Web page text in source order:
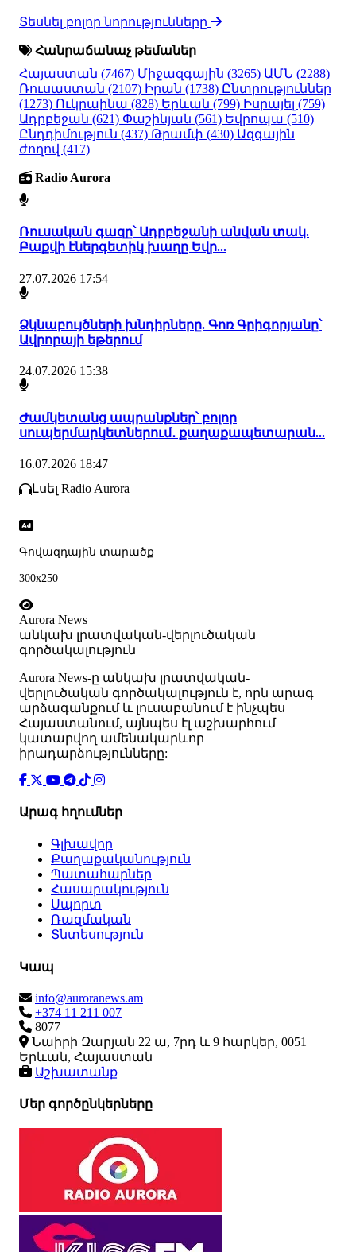
Տեսնել բոլոր նորությունները
Հանրաճանաչ թեմաներ
Հայաստան (7467) Միջազգային (3265) ԱՄՆ (2288)
Ռուսաստան (2107) Իրան (1738) Ընտրություններ
(1273) Ուկրաինա (828) Երևան (799) Իսրայել (759)
Ադրբեջան (621) Փաշինյան (561) Եվրոպա (510)
Ընդդիմություն (437) Թրամփ (430) Ազգային
ժողով (417)
Radio Aurora
Ռուսական գազը՝ Ադրբեջանի անվան տակ.
Բաքվի էներգետիկ խաղը Եվր...
27.07.2026 17:54
Ձկնաբույծների խնդիրները. Գոռ Գրիգորյանը՝
Ավրորայի եթերում
24.07.2026 15:38
Ժամկետանց ապրանքներ՝ բոլոր
սուպերմարկետներում․ քաղաքապետարան...
16.07.2026 18:47
Լսել Radio Aurora
Գովազդային տարածք
300x250
Aurora News
անկախ լրատվական-վերլուծական
գործակալություն
Аurora News-ը անկախ լրատվական-
վերլուծական գործակալություն է, որն արագ
արձագանքում և լուսաբանում է ինչպես
Հայաստանում, այնպես էլ աշխարհում
կատարվող ամենակարևոր
իրադարձությունները:
Արագ հղումներ
Գլխավոր
Քաղաքականություն
Պատահարներ
Հասարակություն
Սպորտ
Ռազմական
Տնտեսություն
Կապ
info@auroranews.am
+374 11 211 007
8077
Նաիրի Զարյան 22 ա, 7րդ և 9 հարկեր, 0051
Երևան, Հայաստան
Աշխատանք
Մեր գործընկերները